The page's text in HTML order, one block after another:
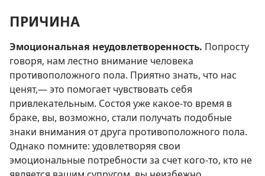
ПРИЧИНА
Эмоциональная неудовлетворенность. Попросту
говоря, нам лестно внимание человека
противоположного пола. Приятно знать, что нас
ценят,— это помогает чувствовать себя
привлекательным. Состоя уже какое-то время в
браке, вы, возможно, стали получать подобные
знаки внимания от друга противоположного пола.
Однако помните: удовлетворяя свои
эмоциональные потребности за счет кого-то, кто не